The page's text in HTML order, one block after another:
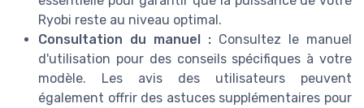
Ryobi reste au niveau optimal.
Consultation du manuel : Consultez le manuel
d'utilisation pour des conseils spécifiques à votre
modèle. Les avis des utilisateurs peuvent
également offrir des astuces supplémentaires pour